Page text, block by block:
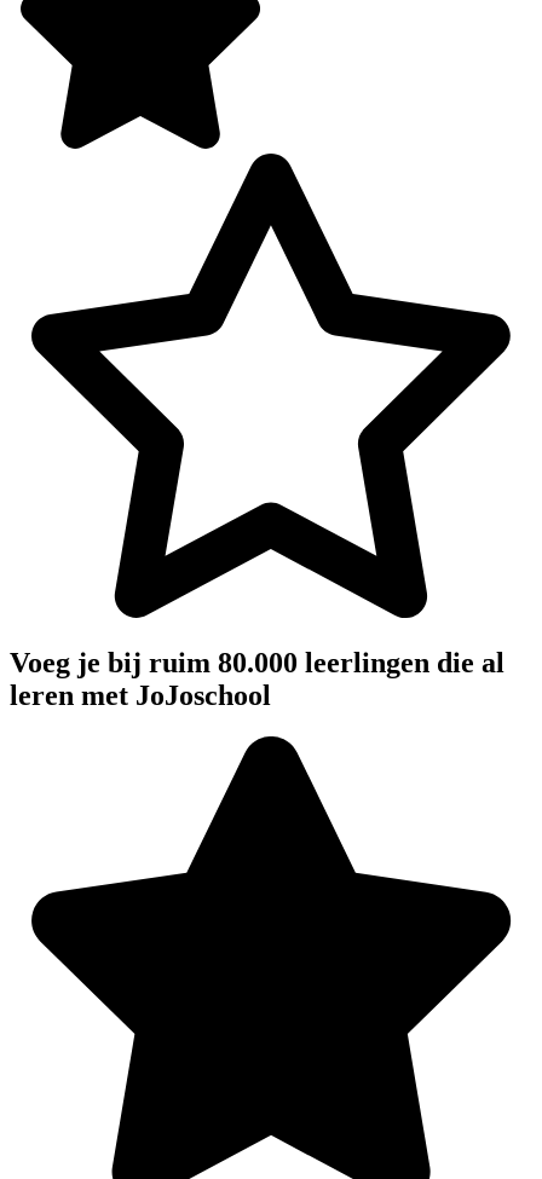
Voeg je bij ruim 80.000 leerlingen die al
leren met JoJoschool